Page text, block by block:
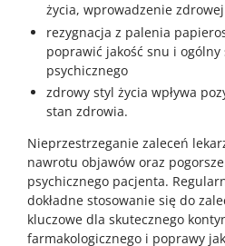
życia, wprowadzenie
rezygnacja z palenia
poprawić jakość snu i
psychicznego
zdrowy styl życia wpływa
stan zdrowia.
Nieprzestrzeganie zaleceń
nawrotu objawów oraz
psychicznego pacjenta.
dokładne stosowanie się do
kluczowe dla skutecznego
farmakologicznego i poprawy